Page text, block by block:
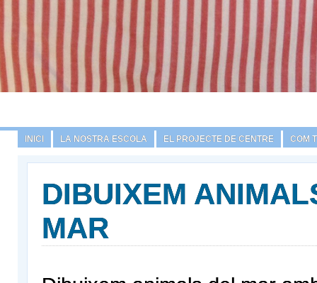
INICI LA NOSTRA ESCOLA EL PROJECTE DE CENTRE COM
DIBUIXEM
MAR